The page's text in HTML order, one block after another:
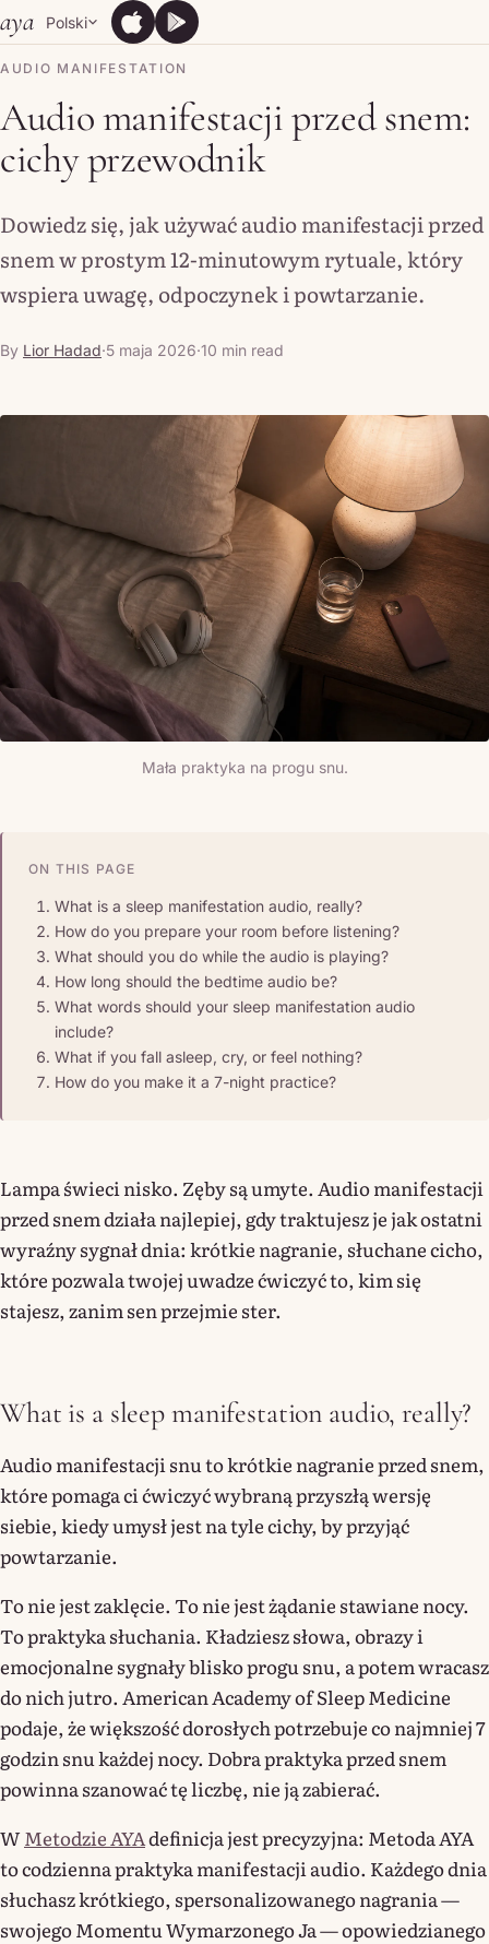
Skip to content
aya Polski App Store
App StoreGoogle Play
Google Play
AUDIO MANIFESTATION
Audio manifestacji przed snem:
cichy przewodnik
Dowiedz się, jak używać audio manifestacji przed
snem w prostym 12-minutowym rytuale, który
wspiera uwagę, odpoczynek i powtarzanie.
By Lior Hadad·5 maja 2026·10 min read
Mała praktyka na progu snu.
ON THIS PAGE
What is a sleep manifestation audio, really?
How do you prepare your room before listening?
What should you do while the audio is playing?
How long should the bedtime audio be?
What words should your sleep manifestation audio
include?
What if you fall asleep, cry, or feel nothing?
How do you make it a 7-night practice?
Lampa świeci nisko. Zęby są umyte. Audio manifestacji
przed snem działa najlepiej, gdy traktujesz je jak ostatni
wyraźny sygnał dnia: krótkie nagranie, słuchane cicho,
które pozwala twojej uwadze ćwiczyć to, kim się
stajesz, zanim sen przejmie ster.
What is a sleep manifestation audio, really?
Audio manifestacji snu to krótkie nagranie przed snem,
które pomaga ci ćwiczyć wybraną przyszłą wersję
siebie, kiedy umysł jest na tyle cichy, by przyjąć
powtarzanie.
To nie jest zaklęcie. To nie jest żądanie stawiane nocy.
To praktyka słuchania. Kładziesz słowa, obrazy i
emocjonalne sygnały blisko progu snu, a potem wracasz
do nich jutro. American Academy of Sleep Medicine
podaje, że większość dorosłych potrzebuje co najmniej 7
godzin snu każdej nocy. Dobra praktyka przed snem
powinna szanować tę liczbę, nie ją zabierać.
WMetodzie AYAdefinicja jest precyzyjna: Metoda AYA
to codzienna praktyka manifestacji audio. Każdego dnia
słuchasz krótkiego, spersonalizowanego nagrania —
swojego Momentu Wymarzonego Ja — opowiedzianego